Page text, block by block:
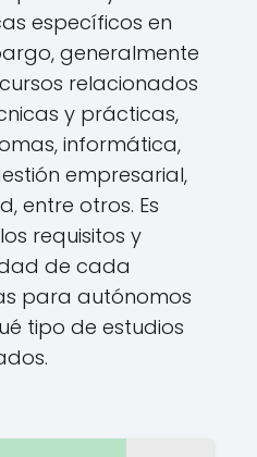
específicos en
generalmente
relacionados
y prácticas,
informática,
empresarial,
entre otros. Es
requisitos y
de cada
para autónomos
tipo de estudios